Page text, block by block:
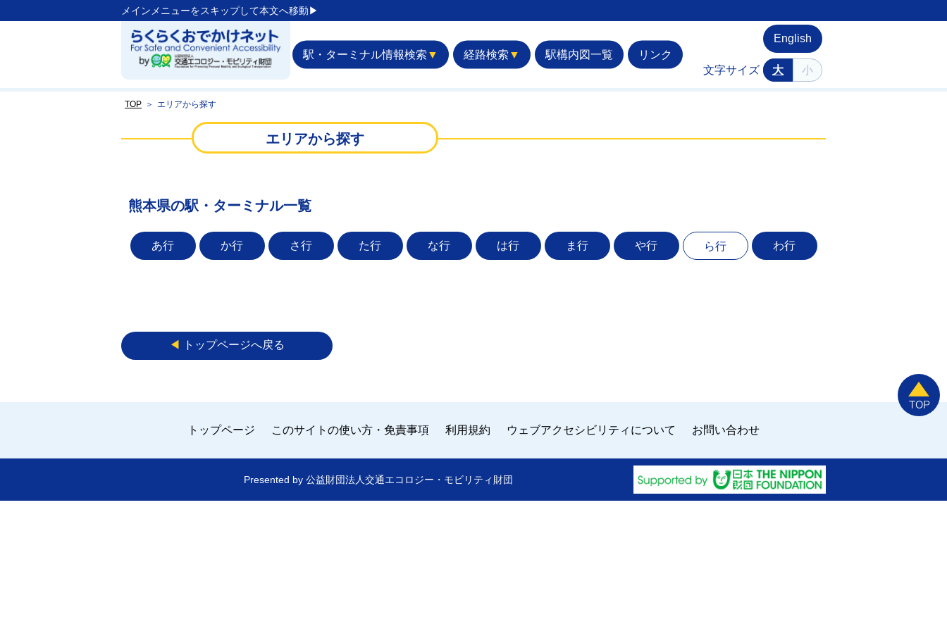
メインメニューをスキップして本文へ移動▶︎
駅・ターミナル情報検索 ▼ 経路検索 ▼ 駅構内図一覧 リンク
English
文字サイズ 大 小
TOP ＞ エリアから探す
エリアから探す
熊本県の駅・ターミナル一覧
あ行 か行 さ行 た行 な行 は行 ま行 や行 ら行 わ行
◀︎ トップページへ戻る
トップページ このサイトの使い方・免責事項 利用規約 ウェブアクセシビリティについて お問い合わせ
Presented by 公益財団法人交通エコロジー・モビリティ財団